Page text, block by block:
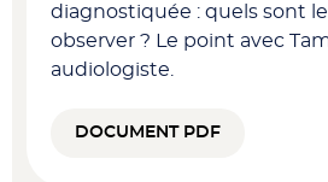
diagnostiquée : quels sont
observer ? Le point avec
audiologiste.
DOCUMENT PDF